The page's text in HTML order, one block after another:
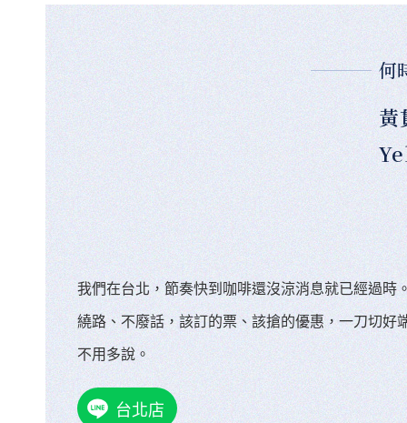
何
黃
我們在台北，節奏快到咖啡還沒涼消息就已經過
繞路、不廢話，該訂的票、該搶的優惠，一刀切
不用多說。
台北店